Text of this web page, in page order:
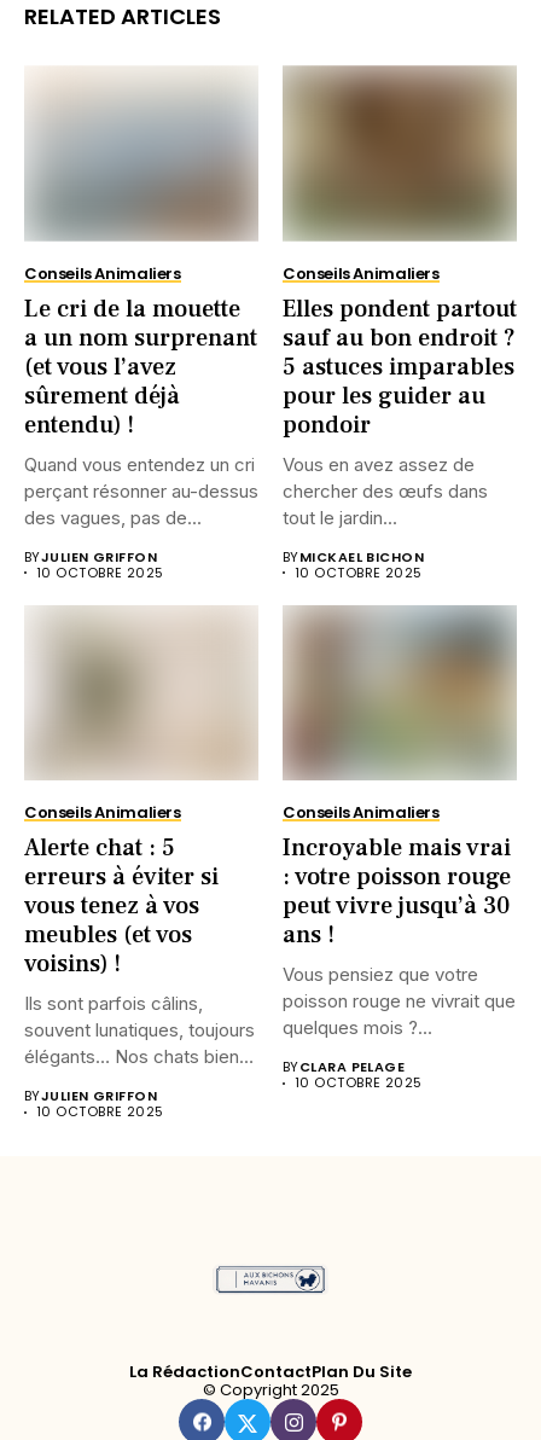
RELATED ARTICLES
Conseils Animaliers
Le cri de la mouette
a un nom surprenant
(et vous l’avez
sûrement déjà
entendu) !
Quand vous entendez un cri
perçant résonner au-dessus
des vagues, pas de...
BYJULIEN GRIFFON
10 OCTOBRE 2025
Conseils Animaliers
Elles pondent partout
sauf au bon endroit ?
5 astuces imparables
pour les guider au
pondoir
Vous en avez assez de
chercher des œufs dans
tout le jardin...
BYMICKAEL BICHON
10 OCTOBRE 2025
Conseils Animaliers
Alerte chat : 5
erreurs à éviter si
vous tenez à vos
meubles (et vos
voisins) !
Ils sont parfois câlins,
souvent lunatiques, toujours
élégants… Nos chats bien-
BYJULIEN GRIFFON
10 OCTOBRE 2025
Conseils Animaliers
Incroyable mais vrai
: votre poisson rouge
peut vivre jusqu’à 30
ans !
Vous pensiez que votre
poisson rouge ne vivrait que
quelques mois ?...
BYCLARA PELAGE
10 OCTOBRE 2025
La RédactionContactPlan Du Site
© Copyright 2025